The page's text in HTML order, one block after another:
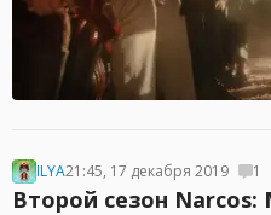
ILYA21:45, 17 декабря 2019 1
Второй сезон Narcos: